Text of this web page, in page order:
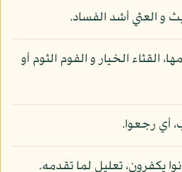
و العثي أشد الفساد.
القثاء الخيار و الفوم الثوم أو
أي رجعوا.
يكفرون، تعليل لما تقدمه.